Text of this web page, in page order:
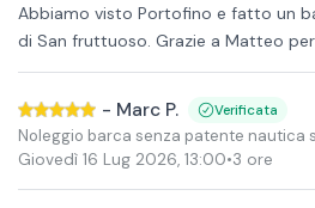
Abbiamo visto Portofino e fatto un
di San fruttuoso. Grazie a Matteo per
- Marc P. Verificata
Noleggio barca senza patente nautica
Giovedì 16 Lug 2026, 13:00•3 ore